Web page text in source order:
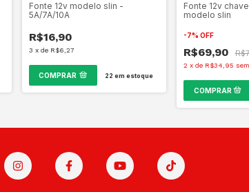
Fonte 12v modelo slin -
5A/7A/10A
R$16,90
3 xde R$6,27
COMPRAR 22 em estoque
Fonte 12v
modelo slin
-7% OFF
R$69,90
2 x de R$34,95